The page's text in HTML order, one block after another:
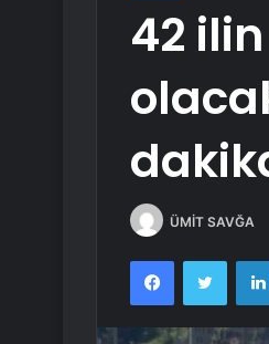
42
ÜMİT SAVĞA
Facebook